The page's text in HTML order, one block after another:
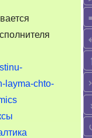
layma-chto-